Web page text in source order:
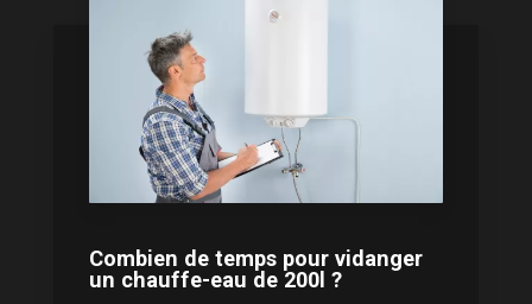
Combien de temps pour vidanger
un chauffe-eau de 200l ?